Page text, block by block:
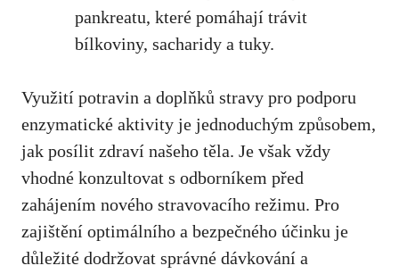
pankreatu, které pomáhají trávit
bílkoviny, sacharidy a tuky.
Využití potravin a doplňků stravy pro podporu
enzymatické aktivity je jednoduchým způsobem,
jak posílit zdraví našeho těla. Je však vždy
vhodné konzultovat s odborníkem před
zahájením nového stravovacího režimu. Pro
zajištění optimálního a bezpečného účinku je
důležité dodržovat správné dávkování a